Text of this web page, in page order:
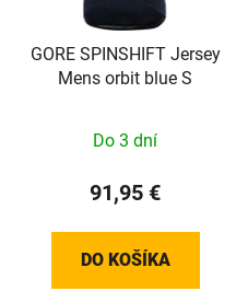
GORE SPINSHIFT Jersey
Mens orbit blue S
Do 3 dní
91,95 €
DO KOŠÍKA